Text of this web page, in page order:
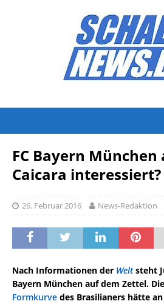
FC Bayern München
Caicara interessiert?
26. Februar 2016 News-Redaktion
Nach Informationen der Weltsteht
Bayern München auf dem Zettel. Die
Formkurve des Brasilianers hätte